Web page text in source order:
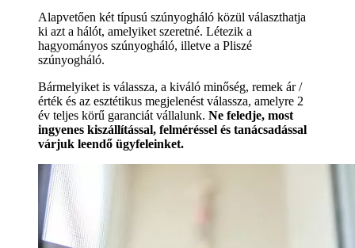
Alapvetően két típusú szúnyogháló közül választhatja
ki azt a hálót, amelyiket szeretné. Létezik a
hagyományos szúnyogháló, illetve a Pliszé
szúnyogháló.
Bármelyiket is válassza, a kiváló minőség, remek ár /
érték és az esztétikus megjelenést válassza, amelyre 2
év teljes körű garanciát vállalunk. Ne feledje, most
ingyenes kiszállítással, felméréssel és tanácsadással
várjuk leendő ügyfeleinket.